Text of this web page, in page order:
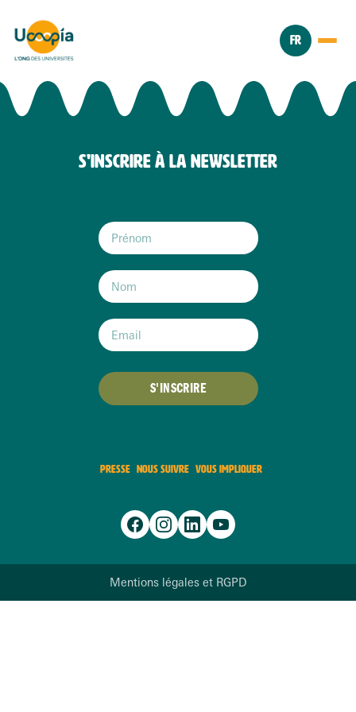
FR
S'INSCRIRE À LA NEWSLETTER
S'INSCRIRE
PRESSE NOUS SUIVRE VOUS IMPLIQUER
Mentions légales et RGPD